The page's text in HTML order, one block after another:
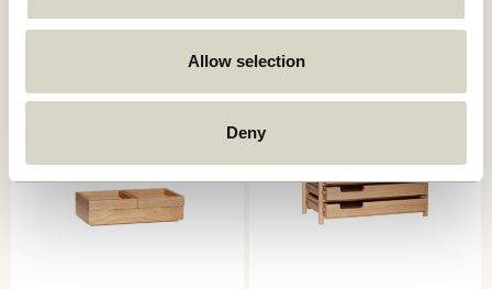
Allow selection
Deny